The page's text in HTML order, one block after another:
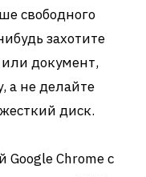
свободного
захотите
документ,
а не делайте
диск.
Google Chrome с